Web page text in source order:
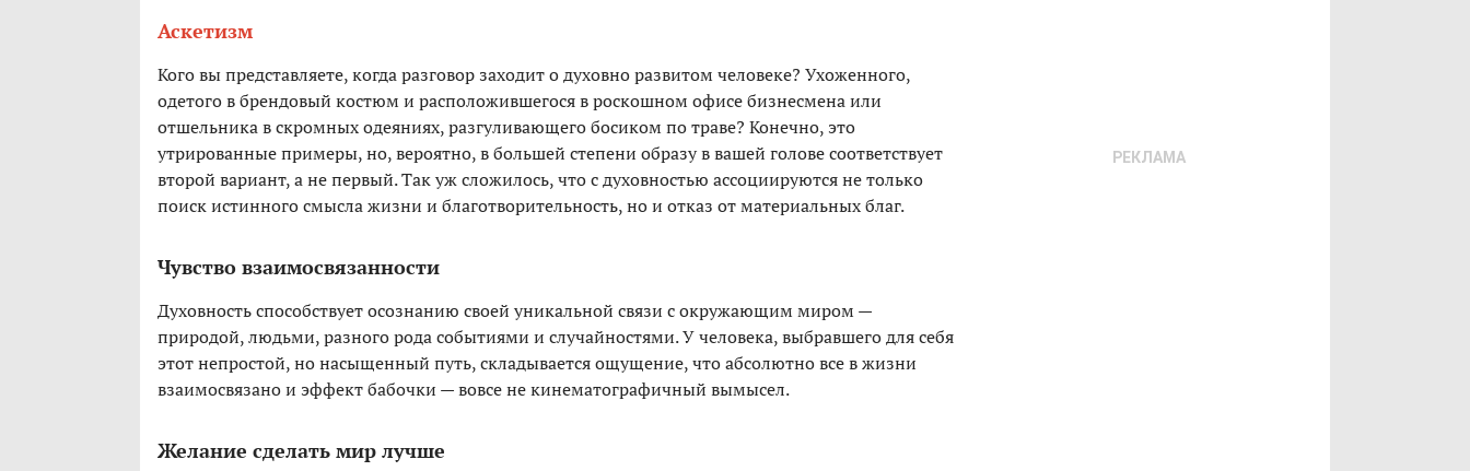
Аскетизм
Кого вы представляете, когда разговор заходит о духовно развитом человеке? Ухоженного,
одетого в брендовый костюм и расположившегося в роскошном офисе бизнесмена или
отшельника в скромных одеяниях, разгуливающего босиком по траве? Конечно, это
утрированные примеры, но, вероятно, в большей степени образу в вашей голове соответствует
второй вариант, а не первый. Так уж сложилось, что с духовностью ассоциируются не только
поиск истинного смысла жизни и благотворительность, но и отказ от материальных благ.
Чувство взаимосвязанности
Духовность способствует осознанию своей уникальной связи с окружающим миром —
природой, людьми, разного рода событиями и случайностями. У человека, выбравшего для себя
этот непростой, но насыщенный путь, складывается ощущение, что абсолютно все в жизни
взаимосвязано и эффект бабочки — вовсе не кинематографичный вымысел.
Желание сделать мир лучше